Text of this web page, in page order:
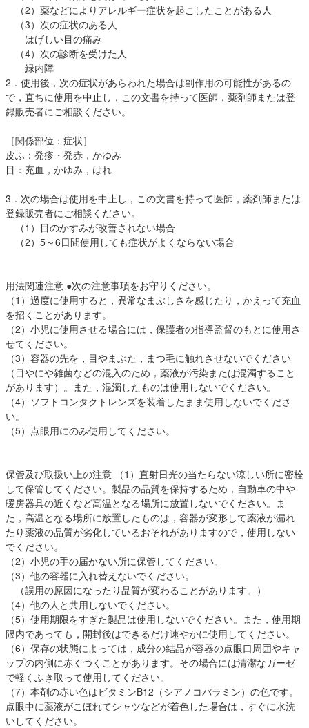
（2）薬などによりアレルギー症状を起こしたことがある人
（3）次の症状のある人
はげしい目の痛み
（4）次の診断を受けた人
緑内障
2．使用後，次の症状があらわれた場合は副作用の可能性があるの
で，直ちに使用を中止し，この文書を持って医師，薬剤師または登
録販売者にご相談ください。
［関係部位：症状］
皮ふ：発疹・発赤，かゆみ
目：充血，かゆみ，はれ
3．次の場合は使用を中止し，この文書を持って医師，薬剤師または
登録販売者にご相談ください。
（1）目のかすみが改善されない場合
（2）5～6日間使用しても症状がよくならない場合
用法関連注意 ●次の注意事項をお守りください。
（1）過度に使用すると，異常なまぶしさを感じたり，かえって充血
を招くことがあります。
（2）小児に使用させる場合には，保護者の指導監督のもとに使用さ
せてください。
（3）容器の先を，目やまぶた，まつ毛に触れさせないでください
（目やにや雑菌などの混入のため，薬液が汚染または混濁すること
があります）。また，混濁したものは使用しないでください。
（4）ソフトコンタクトレンズを装着したまま使用しないでくださ
い。
（5）点眼用にのみ使用してください。
保管及び取扱い上の注意 （1）直射日光の当たらない涼しい所に密栓
して保管してください。製品の品質を保持するため，自動車の中や
暖房器具の近くなど高温となる場所に放置しないでください。ま
た，高温となる場所に放置したものは，容器が変形して薬液が漏れ
たり薬液の品質が劣化しているおそれがありますので，使用しない
でください。
（2）小児の手の届かない所に保管してください。
（3）他の容器に入れ替えないでください。
（誤用の原因になったり品質が変わることがあります。）
（4）他の人と共用しないでください。
（5）使用期限をすぎた製品は使用しないでください。また，使用期
限内であっても，開封後はできるだけ速やかに使用してください。
（6）保存の状態によっては，成分の結晶が容器の点眼口周囲やキャ
ップの内側に赤くつくことがあります。その場合には清潔なガーゼ
で軽くふき取って使用してください。
（7）本剤の赤い色はビタミンB12（シアノコバラミン）の色です。
点眼中に薬液がこぼれてシャツなどが着色した場合は，すぐに水洗
いしてください。